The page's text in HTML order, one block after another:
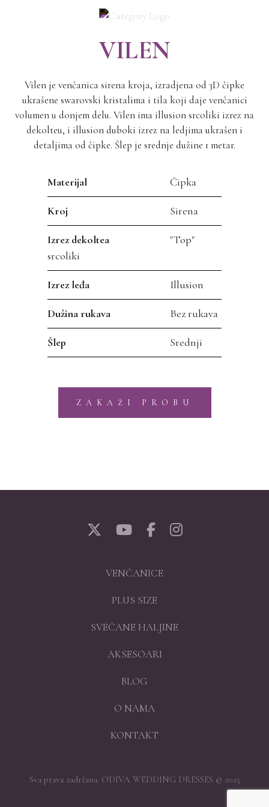
VILEN
Vilen je venčanica sirena kroja, izradjena od 3D čipke
ukrašene swarovski kristalima i tila koji daje venčanici
volumen u donjem delu. Vilen ima illusion srcoliki izrez na
dekolteu, i illusion duboki izrez na ledjima ukrašen i
detaljima od čipke. Šlep je srednje dužine 1 metar.
Materijal Čipka
Kroj Sirena
Izrez dekoltea
"Top"
srcoliki
Izrez leđa Illusion
Dužina rukava Bez rukava
Šlep Srednji
ZAKAŽI PROBU
VENČANICE
PLUS SIZE
SVEČANE HALJINE
AKSESOARI
BLOG
O NAMA
KONTAKT
Sva prava zadržana. ODIVA WEDDING DRESSES © 2025